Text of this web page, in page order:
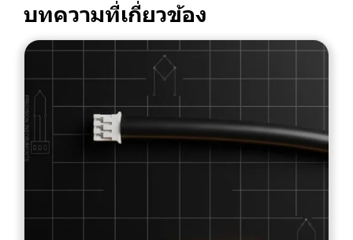
บทความที่เกี่ยวข้อง